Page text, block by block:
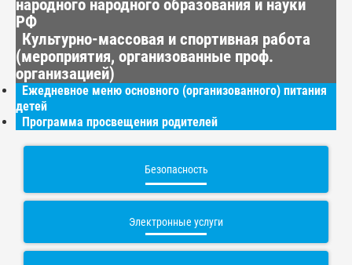
народного народного образования и науки
РФ
Культурно-массовая и спортивная работа
(мероприятия, организованные проф.
организацией)
Ежедневное меню основного (организованного) питания
детей
Программа просвещения родителей
Безопасность
Электронные услуги